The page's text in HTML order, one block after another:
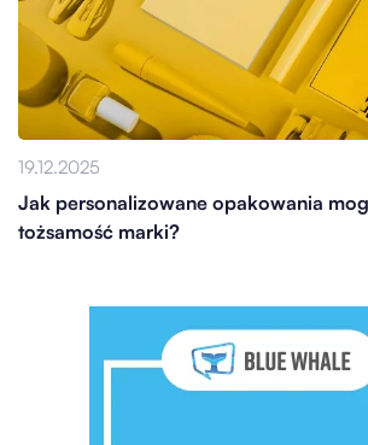
19.12.2025
Jak personalizowane opakowania
tożsamość marki?